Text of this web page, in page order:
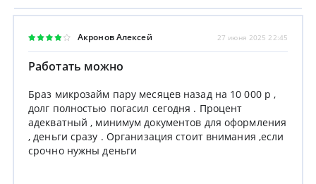
Акронов Алексей 27 июня 2025 22:45
Работать можно
Браз микрозайм пару месяцев назад на 10 000 р ,
долг полностью погасил сегодня . Процент
адекватный , минимум документов для оформления
, деньги сразу . Организация стоит внимания ,если
срочно нужны деньги